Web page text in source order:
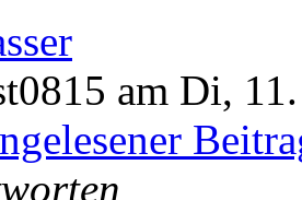
am Di,